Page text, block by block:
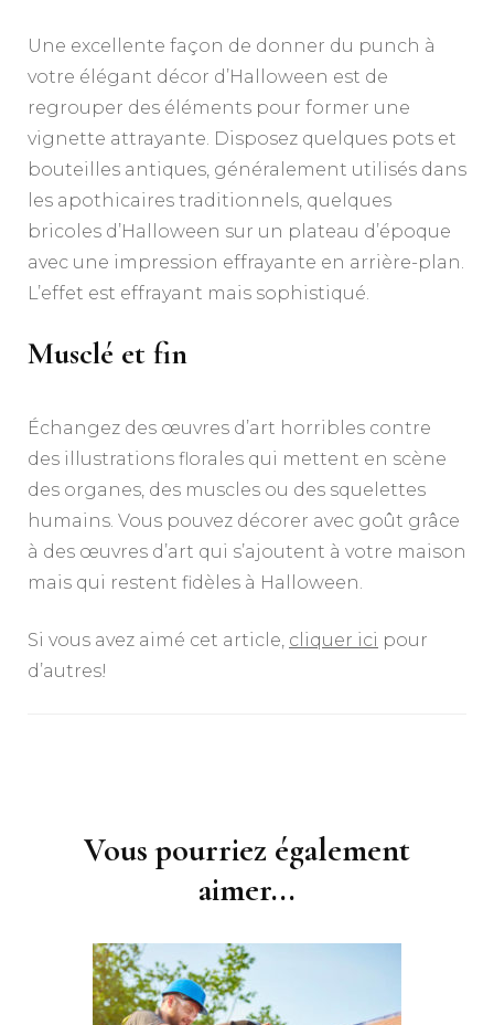
Une excellente façon de donner du punch à
votre élégant décor d’Halloween est de
regrouper des éléments pour former une
vignette attrayante. Disposez quelques pots et
bouteilles antiques, généralement utilisés dans
les apothicaires traditionnels, quelques
bricoles d’Halloween sur un plateau d’époque
avec une impression effrayante en arrière-plan.
L’effet est effrayant mais sophistiqué.
Musclé et fin
Échangez des œuvres d’art horribles contre
des illustrations florales qui mettent en scène
des organes, des muscles ou des squelettes
humains. Vous pouvez décorer avec goût grâce
à des œuvres d’art qui s’ajoutent à votre maison
mais qui restent fidèles à Halloween.
Si vous avez aimé cet article, cliquer ici pour
d’autres!
Vous pourriez également
aimer...